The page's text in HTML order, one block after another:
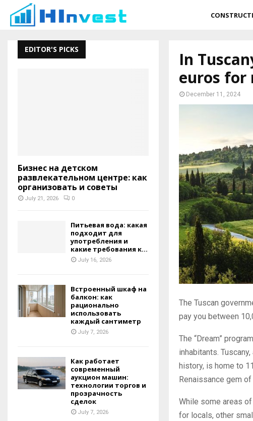
In
euros for
December 11, 2024
The Tuscan
pay you between
The “Dream”
inhabitants.
history, is home to
Renaissance gem of
While some areas
for locals, other
EDITOR'S PICKS
Бизнес на детском
развлекательном центре: как
организовать и советы
July 21, 2026 0
Питьевая вода: какая
подходит для
употребления и
какие требования к...
July 16, 2026
Встроенный шкаф на
балкон: как
рационально
использовать
каждый сантиметр
July 7, 2026
Как работает
современный
аукцион машин:
технологии торгов и
прозрачность
сделок
July 7, 2026